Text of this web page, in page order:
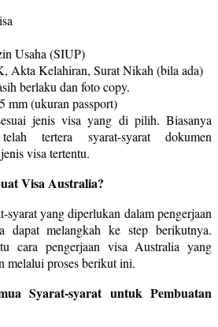
Usaha (SIUP)
Akta Kelahiran, Surat Nikah (bila ada)
berlaku dan foto copy.
mm (ukuran passport)
jenis visa yang di pilih. Biasanya
tertera syarat-syarat dokumen
visa tertentu.
Visa Australia?
syarat yang diperlukan dalam pengerjaan
dapat melangkah ke step berikutnya.
cara pengerjaan visa Australia yang
melalui proses berikut ini.
Syarat-syarat untuk Pembuatan